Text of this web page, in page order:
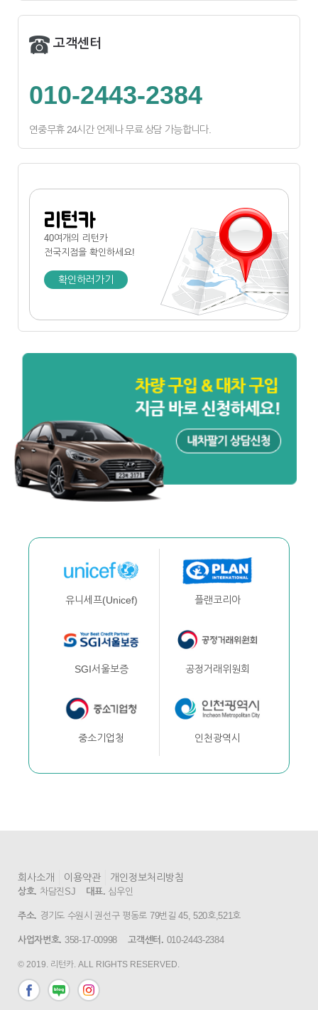
고객센터
010-2443-2384
연중무휴 24시간 언제나 무료 상담 가능합니다.
리턴카
40여개의 리턴카
전국지점을 확인하세요!
확인하러가기
유니세프(Unicef) 플랜코리아
SGI서울보증 공정거래위원회
중소기업청 인천광역시
회사소개 이용약관 개인정보처리방침
상호. 차담진SJ 대표. 심우인
주소. 경기도 수원시 권선구 평동로 79번길 45, 520호,521호
사업자번호. 358-17-00998 고객센터. 010-2443-2384
© 2019. 리턴카. ALL RIGHTS RESERVED.